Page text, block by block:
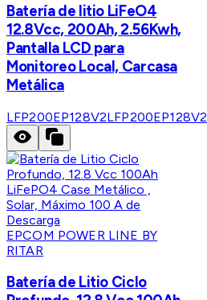
Batería de litio LiFeO4
12.8Vcc, 200Ah, 2.56Kwh,
Pantalla LCD para
Monitoreo Local, Carcasa
Metálica
LFP200EP128V2LFP200EP128V2
EPCOM POWER LINE BY
RITAR
Batería de Litio Ciclo